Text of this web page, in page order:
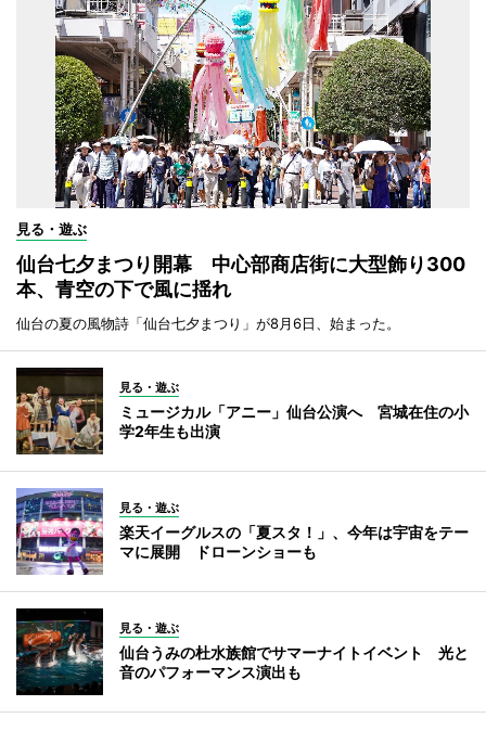
見る・遊ぶ
仙台七夕まつり開幕 中心部商店街に大型飾り300
本、青空の下で風に揺れ
仙台の夏の風物詩「仙台七夕まつり」が8月6日、始まった。
見る・遊ぶ
ミュージカル「アニー」仙台公演へ 宮城在住の小
学2年生も出演
見る・遊ぶ
楽天イーグルスの「夏スタ！」、今年は宇宙をテー
マに展開 ドローンショーも
見る・遊ぶ
仙台うみの杜水族館でサマーナイトイベント 光と
音のパフォーマンス演出も